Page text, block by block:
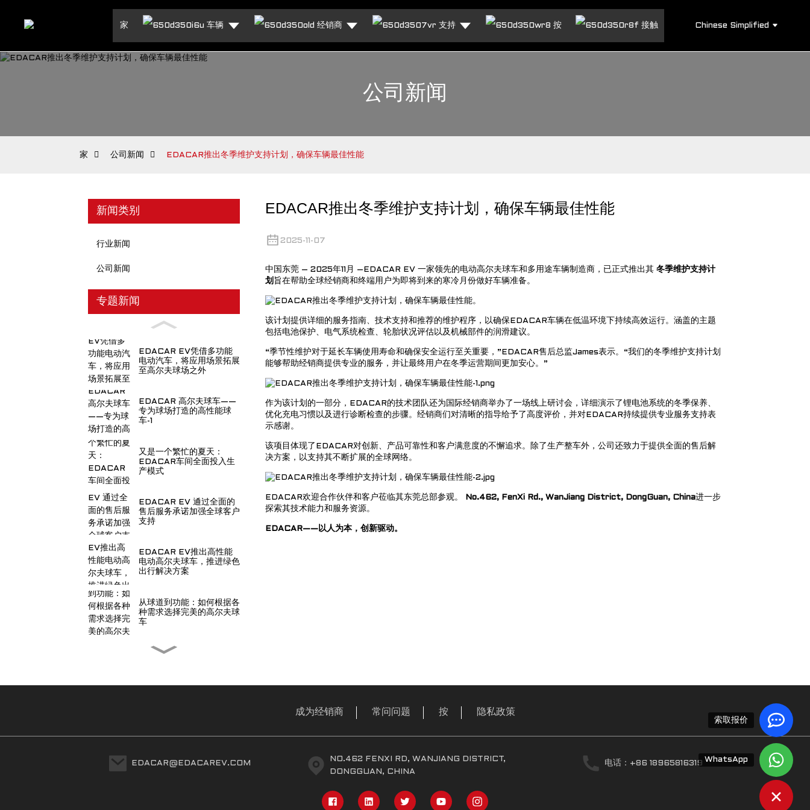
家 车辆 经销商 支持 按 接触 Chinese Simplified
索取报价
WhatsApp
公司新闻
家 公司新闻 EDACAR推出冬季维护支持计划，确保车辆最佳性能
新闻类别
行业新闻
公司新闻
专题新闻
EDACAR EV凭借多功能
电动汽车，将应用场景拓展
至高尔夫球场之外
EDACAR 高尔夫球车——
专为球场打造的高性能球
车-1
又是一个繁忙的夏天：
EDACAR车间全面投入生
产模式
EDACAR EV 通过全面的
售后服务承诺加强全球客户
支持
EDACAR EV推出高性能
电动高尔夫球车，推进绿色
出行解决方案
从球道到功能：如何根据各
种需求选择完美的高尔夫球
车
EDACAR电动汽车加强端
样性：EDACAR 为区域市
场量身定制的电动高尔夫球
EDACAR推出冬季维护支持计划，确保车辆最佳性能
2025-11-07
中国东莞 – 2025年11月 – EDACAR EV 一家领先的电动高尔夫球车和多用途车辆制造商，已正式推出其 冬季维护支持计
划 旨在帮助全球经销商和终端用户为即将到来的寒冷月份做好车辆准备。
该计划提供详细的服务指南、技术支持和推荐的维护程序，以确保EDACAR车辆在低温环境下持续高效运行。涵盖的主题
包括电池保护、电气系统检查、轮胎状况评估以及机械部件的润滑建议。
“季节性维护对于延长车辆使用寿命和确保安全运行至关重要，”EDACAR售后总监James表示。“我们的冬季维护支持计划
能够帮助经销商提供专业的服务，并让最终用户在冬季运营期间更加安心。”
作为该计划的一部分，EDACAR的技术团队还为国际经销商举办了一场线上研讨会，详细演示了锂电池系统的冬季保养、
优化充电习惯以及进行诊断检查的步骤。经销商们对清晰的指导给予了高度评价，并对EDACAR持续提供专业服务支持表
示感谢。
该项目体现了EDACAR对创新、产品可靠性和客户满意度的不懈追求。除了生产整车外，公司还致力于提供全面的售后解
决方案，以支持其不断扩展的全球网络。
EDACAR欢迎合作伙伴和客户莅临其东莞总部参观。 No.462, FenXi Rd., WanJiang District, DongGuan, China进一步
探索其技术能力和服务资源。
EDACAR——以人为本，创新驱动。
成为经销商 常问问题 按 隐私政策
EDACAR@EDACAREV.COM
NO.462 FENXI RD, WANJIANG DISTRICT,
DONGGUAN, CHINA
电话：+86 18965816319